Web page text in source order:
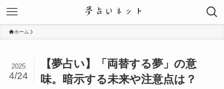
ホーム
【夢占い】「両替する夢」の意
味。暗示する未来や注意点は？
2025
4/24